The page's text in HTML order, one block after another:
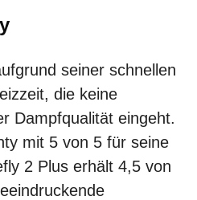
seiner schnellen
die keine
Dampfqualität eingeht.
mit 5 von 5 für seine
2 Plus erhält 4,5 von